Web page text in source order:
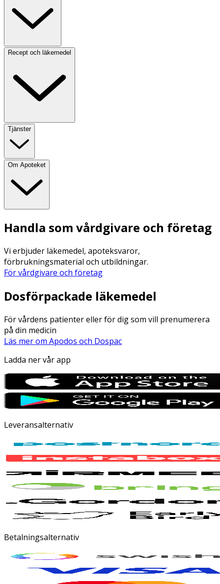
Recept och läkemedel
Tjänster
Om Apoteket
Handla som vårdgivare och företag
Vi erbjuder läkemedel, apoteksvaror,
förbrukningsmaterial och utbildningar.
För vårdgivare och företag
Dosförpackade läkemedel
För vårdens patienter eller för dig som vill prenumerera
på din medicin
Läs mer om Apodos och Dospac
Ladda ner vår app
Leveransalternativ
Betalningsalternativ